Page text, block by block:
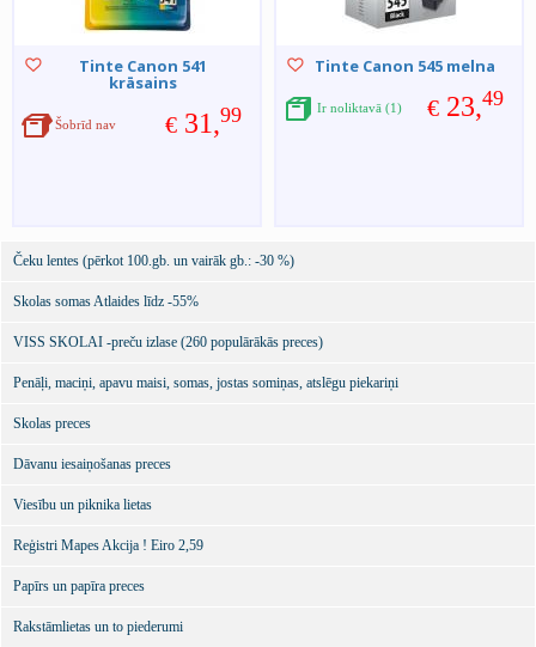
Tinte Canon 541
krāsains
€ 31,99
Šobrīd nav
Tinte Canon 545 melna
€ 23,49
Ir noliktavā (1)
Čeku lentes (pērkot 100.gb. un vairāk gb.: -30 %)
Skolas somas Atlaides līdz -55%
VISS SKOLAI -preču izlase (260 populārākās preces)
Penāļi, maciņi, apavu maisi, somas, jostas somiņas, atslēgu piekariņi
Skolas preces
Dāvanu iesaiņošanas preces
Viesību un piknika lietas
Reģistri Mapes Akcija ! Eiro 2,59
Papīrs un papīra preces
Rakstāmlietas un to piederumi